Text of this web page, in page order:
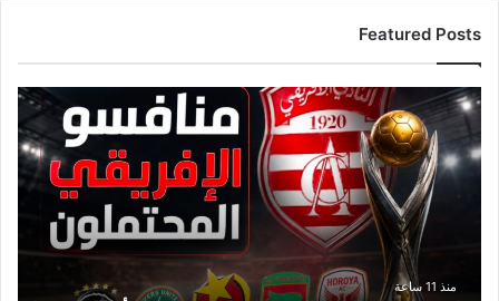
Featured Posts
ق
ئ
م
منذ 11 ساعة